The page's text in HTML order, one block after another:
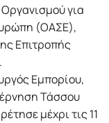
για
(ΟΑΣΕ),
Επιτροπής
Εμπορίου,
Τάσσου
μέχρι τις 11